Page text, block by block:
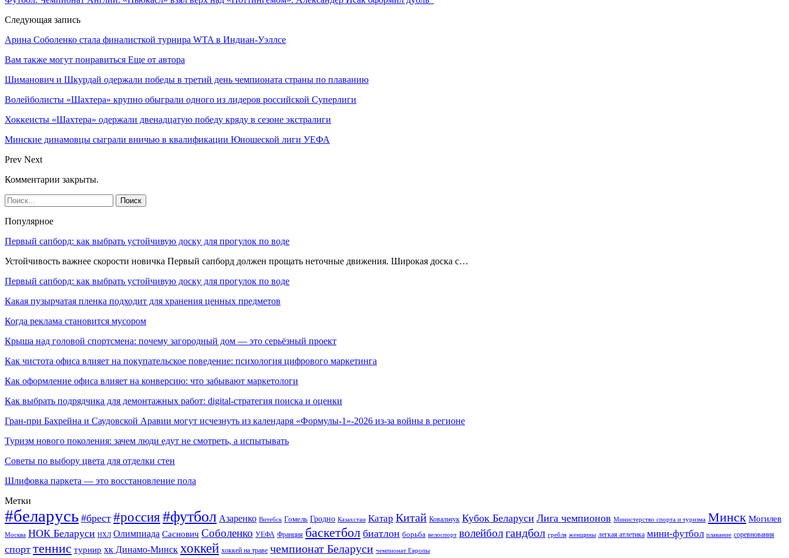
Следующая запись
Арина Соболенко стала финалисткой турнира WTA в Индиан-Уэллсе
Вам также могут понравиться Еще от автора
Шиманович и Шкурдай одержали победы в третий день чемпионата страны по плаванию
Волейболисты «Шахтера» крупно обыграли одного из лидеров российской Суперлиги
Хоккеисты «Шахтера» одержали двенадцатую победу кряду в сезоне экстралиги
Минские динамовцы сыграли вничью в квалификации Юношеской лиги УЕФА
Prev Next
Комментарии закрыты.
Популярное
Первый сапборд: как выбрать устойчивую доску для прогулок по воде
Устойчивость важнее скорости новичка Первый сапборд должен прощать неточные движения. Широкая доска с…
Первый сапборд: как выбрать устойчивую доску для прогулок по воде
Какая пузырчатая пленка подходит для хранения ценных предметов
Когда реклама становится мусором
Крыша над головой спортсмена: почему загородный дом — это серьёзный проект
Как чистота офиса влияет на покупательское поведение: психология цифрового маркетинга
Как оформление офиса влияет на конверсию: что забывают маркетологи
Как выбрать подрядчика для демонтажных работ: digital-стратегия поиска и оценки
Гран-при Бахрейна и Саудовской Аравии могут исчезнуть из календаря «Формулы-1»-2026 из-за войны в регионе
Туризм нового поколения: зачем люди едут не смотреть, а испытывать
Советы по выбору цвета для отделки стен
Шлифовка паркета — это восстановление пола
Метки
#беларусь #брест #россия#футбол Азаренко Витебск Гомель Гродно Казахстан Катар Китай Ковальчук Кубок Беларуси Лига чемпионов Министерство спорта и туризма Минск Могилев
Москва НОК Беларуси НХЛ Олимпиада Саснович Соболенко УЕФА Франция баскетбол биатлон борьба велоспорт волейболгандбол гребля женщины легкая атлетика мини-футбол плавание соревнования
спорт теннис турнир хк Динамо-Минск хоккей хоккей на траве чемпионат Беларуси чемпионат Европы